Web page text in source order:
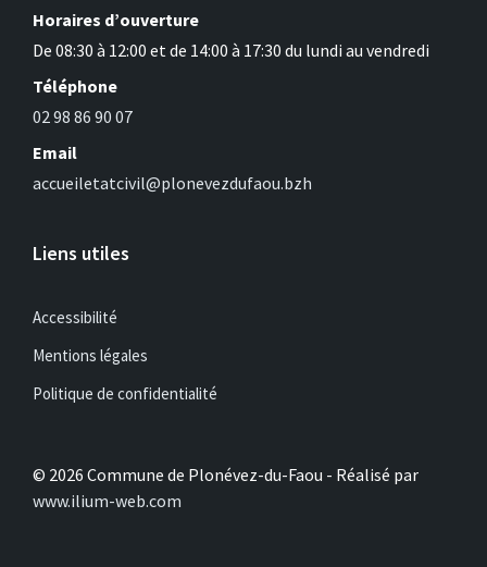
Horaires d’ouverture
De 08:30 à 12:00 et de 14:00 à 17:30 du lundi au vendredi
Téléphone
02 98 86 90 07
Email
accueiletatcivil@plonevezdufaou.bzh
Liens utiles
Accessibilité
Mentions légales
Politique de confidentialité
© 2026 Commune de Plonévez-du-Faou - Réalisé par
www.ilium-web.com